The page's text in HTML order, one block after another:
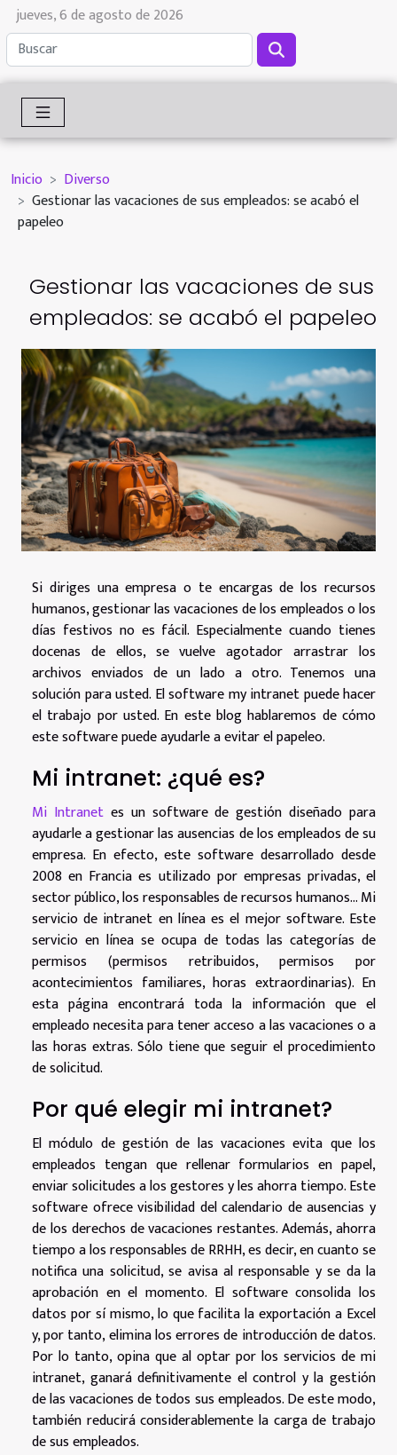
jueves, 6 de agosto de 2026
Inicio
Diverso
Gestionar las vacaciones de sus empleados: se acabó el
papeleo
Gestionar las vacaciones de sus
empleados: se acabó el papeleo
Si diriges una empresa o te encargas de los recursos
humanos, gestionar las vacaciones de los empleados o los
días festivos no es fácil. Especialmente cuando tienes
docenas de ellos, se vuelve agotador arrastrar los
archivos enviados de un lado a otro. Tenemos una
solución para usted. El software my intranet puede hacer
el trabajo por usted. En este blog hablaremos de cómo
este software puede ayudarle a evitar el papeleo.
Mi intranet: ¿qué es?
Mi Intranetes un software de gestión diseñado para
ayudarle a gestionar las ausencias de los empleados de su
empresa. En efecto, este software desarrollado desde
2008 en Francia es utilizado por empresas privadas, el
sector público, los responsables de recursos humanos... Mi
servicio de intranet en línea es el mejor software. Este
servicio en línea se ocupa de todas las categorías de
permisos (permisos retribuidos, permisos por
acontecimientos familiares, horas extraordinarias). En
esta página encontrará toda la información que el
empleado necesita para tener acceso a las vacaciones o a
las horas extras. Sólo tiene que seguir el procedimiento
de solicitud.
Por qué elegir mi intranet?
El módulo de gestión de las vacaciones evita que los
empleados tengan que rellenar formularios en papel,
enviar solicitudes a los gestores y les ahorra tiempo. Este
software ofrece visibilidad del calendario de ausencias y
de los derechos de vacaciones restantes. Además, ahorra
tiempo a los responsables de RRHH, es decir, en cuanto se
notifica una solicitud, se avisa al responsable y se da la
aprobación en el momento. El software consolida los
datos por sí mismo, lo que facilita la exportación a Excel
y, por tanto, elimina los errores de introducción de datos.
Por lo tanto, opina que al optar por los servicios de mi
intranet, ganará definitivamente el control y la gestión
de las vacaciones de todos sus empleados. De este modo,
también reducirá considerablemente la carga de trabajo
de sus empleados.